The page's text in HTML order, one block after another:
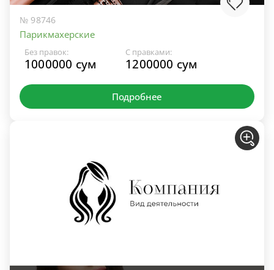
№ 98746
Парикмахерские
Без правок:
1000000 сум
С правками:
1200000 сум
Подробнее